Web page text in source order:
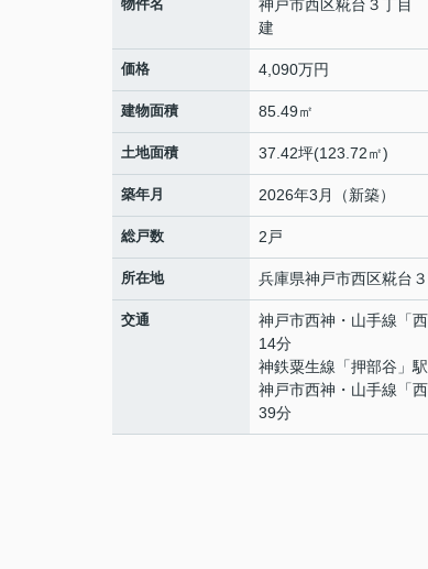
物件名
神戸市西区糀台３丁
建
価格 4,090万円
建物面積 85.49㎡
土地面積 37.42坪(123.72㎡)
築年月 2026年3月（新築）
総戸数 2戸
所在地 兵庫県神戸市西区糀台
交通 神戸市西神・山手線 「
14分
神鉄粟生線 「押部谷 」
神戸市西神・山手線 「
39分